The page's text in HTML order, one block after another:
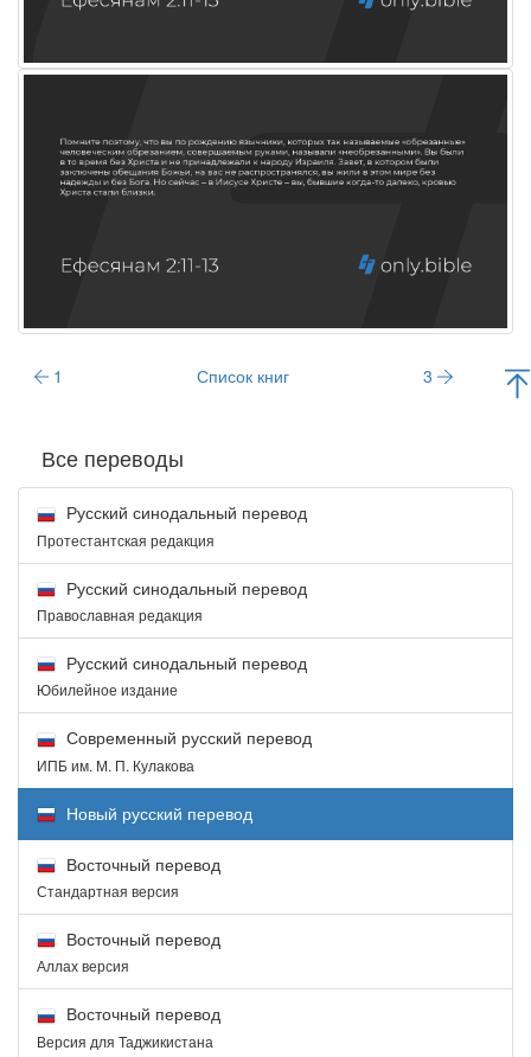
1 Список книг 3
Все переводы
Русский синодальный перевод
Протестантская редакция
Русский синодальный перевод
Православная редакция
Русский синодальный перевод
Юбилейное издание
Современный русский перевод
ИПБ им. М. П. Кулакова
Новый русский перевод
Восточный перевод
Стандартная версия
Восточный перевод
Аллах версия
Восточный перевод
Версия для Таджикистана